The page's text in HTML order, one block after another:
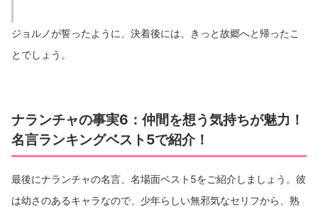
ジョルノが誓ったように、決着後には、きっと故郷へと帰ったこ
とでしょう。
ナランチャの事実6：仲間を想う気持ちが魅力！
名言ランキングベスト5で紹介！
最後にナランチャの名言、名場面ベスト5をご紹介しましょう。彼
は幼さのあるキャラなので、少年らしい無邪気なセリフから、熟